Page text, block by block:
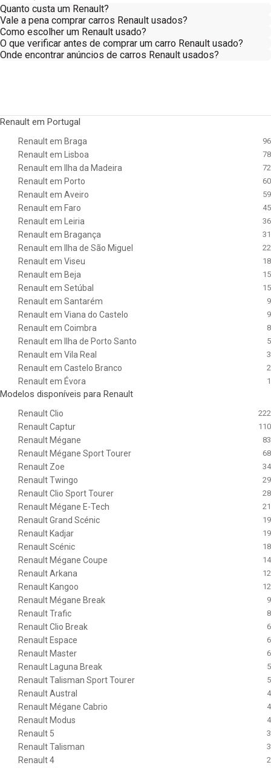
Quanto custa um Renault?
Vale a pena comprar carros Renault usados?
Como escolher um Renault usado?
O que verificar antes de comprar um carro Renault usado?
Onde encontrar anúncios de carros Renault usados?
Renault em Portugal
Renault em Braga 96
Renault em Lisboa 78
Renault em Ilha da Madeira 72
Renault em Porto 60
Renault em Aveiro 59
Renault em Faro 45
Renault em Leiria 36
Renault em Bragança 31
Renault em Ilha de São Miguel 22
Renault em Viseu 18
Renault em Beja 15
Renault em Setúbal 15
Renault em Santarém 9
Renault em Viana do Castelo 9
Renault em Coimbra 8
Renault em Ilha de Porto Santo 5
Renault em Vila Real 3
Renault em Castelo Branco 2
Renault em Évora 1
Modelos disponíveis para Renault
Renault Clio 222
Renault Captur 110
Renault Mégane 83
Renault Mégane Sport Tourer 68
Renault Zoe 34
Renault Twingo 29
Renault Clio Sport Tourer 28
Renault Mégane E-Tech 21
Renault Grand Scénic 19
Renault Kadjar 19
Renault Scénic 18
Renault Mégane Coupe 14
Renault Arkana 12
Renault Kangoo 12
Renault Mégane Break 9
Renault Trafic 8
Renault Clio Break 6
Renault Espace 6
Renault Master 6
Renault Laguna Break 5
Renault Talisman Sport Tourer 5
Renault Austral 4
Renault Mégane Cabrio 4
Renault Modus 4
Renault 5 3
Renault Talisman 3
Renault 4 2